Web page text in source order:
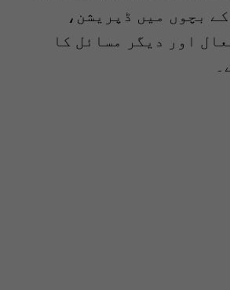
کے بچوں میں ڈپریشن،
اور دیگر مسائل کا